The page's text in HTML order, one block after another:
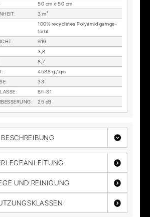
50 cm x 50 cm
: 3 m²
100% re­cy­cle­tes Po­ly­amid garn­ge­
färbt
:
916
3,8
8,7
:
4588 g / qm
:
33
:
Bfl-S1
: 25 dB
BESCHREIBUNG
UND REINIGUNG